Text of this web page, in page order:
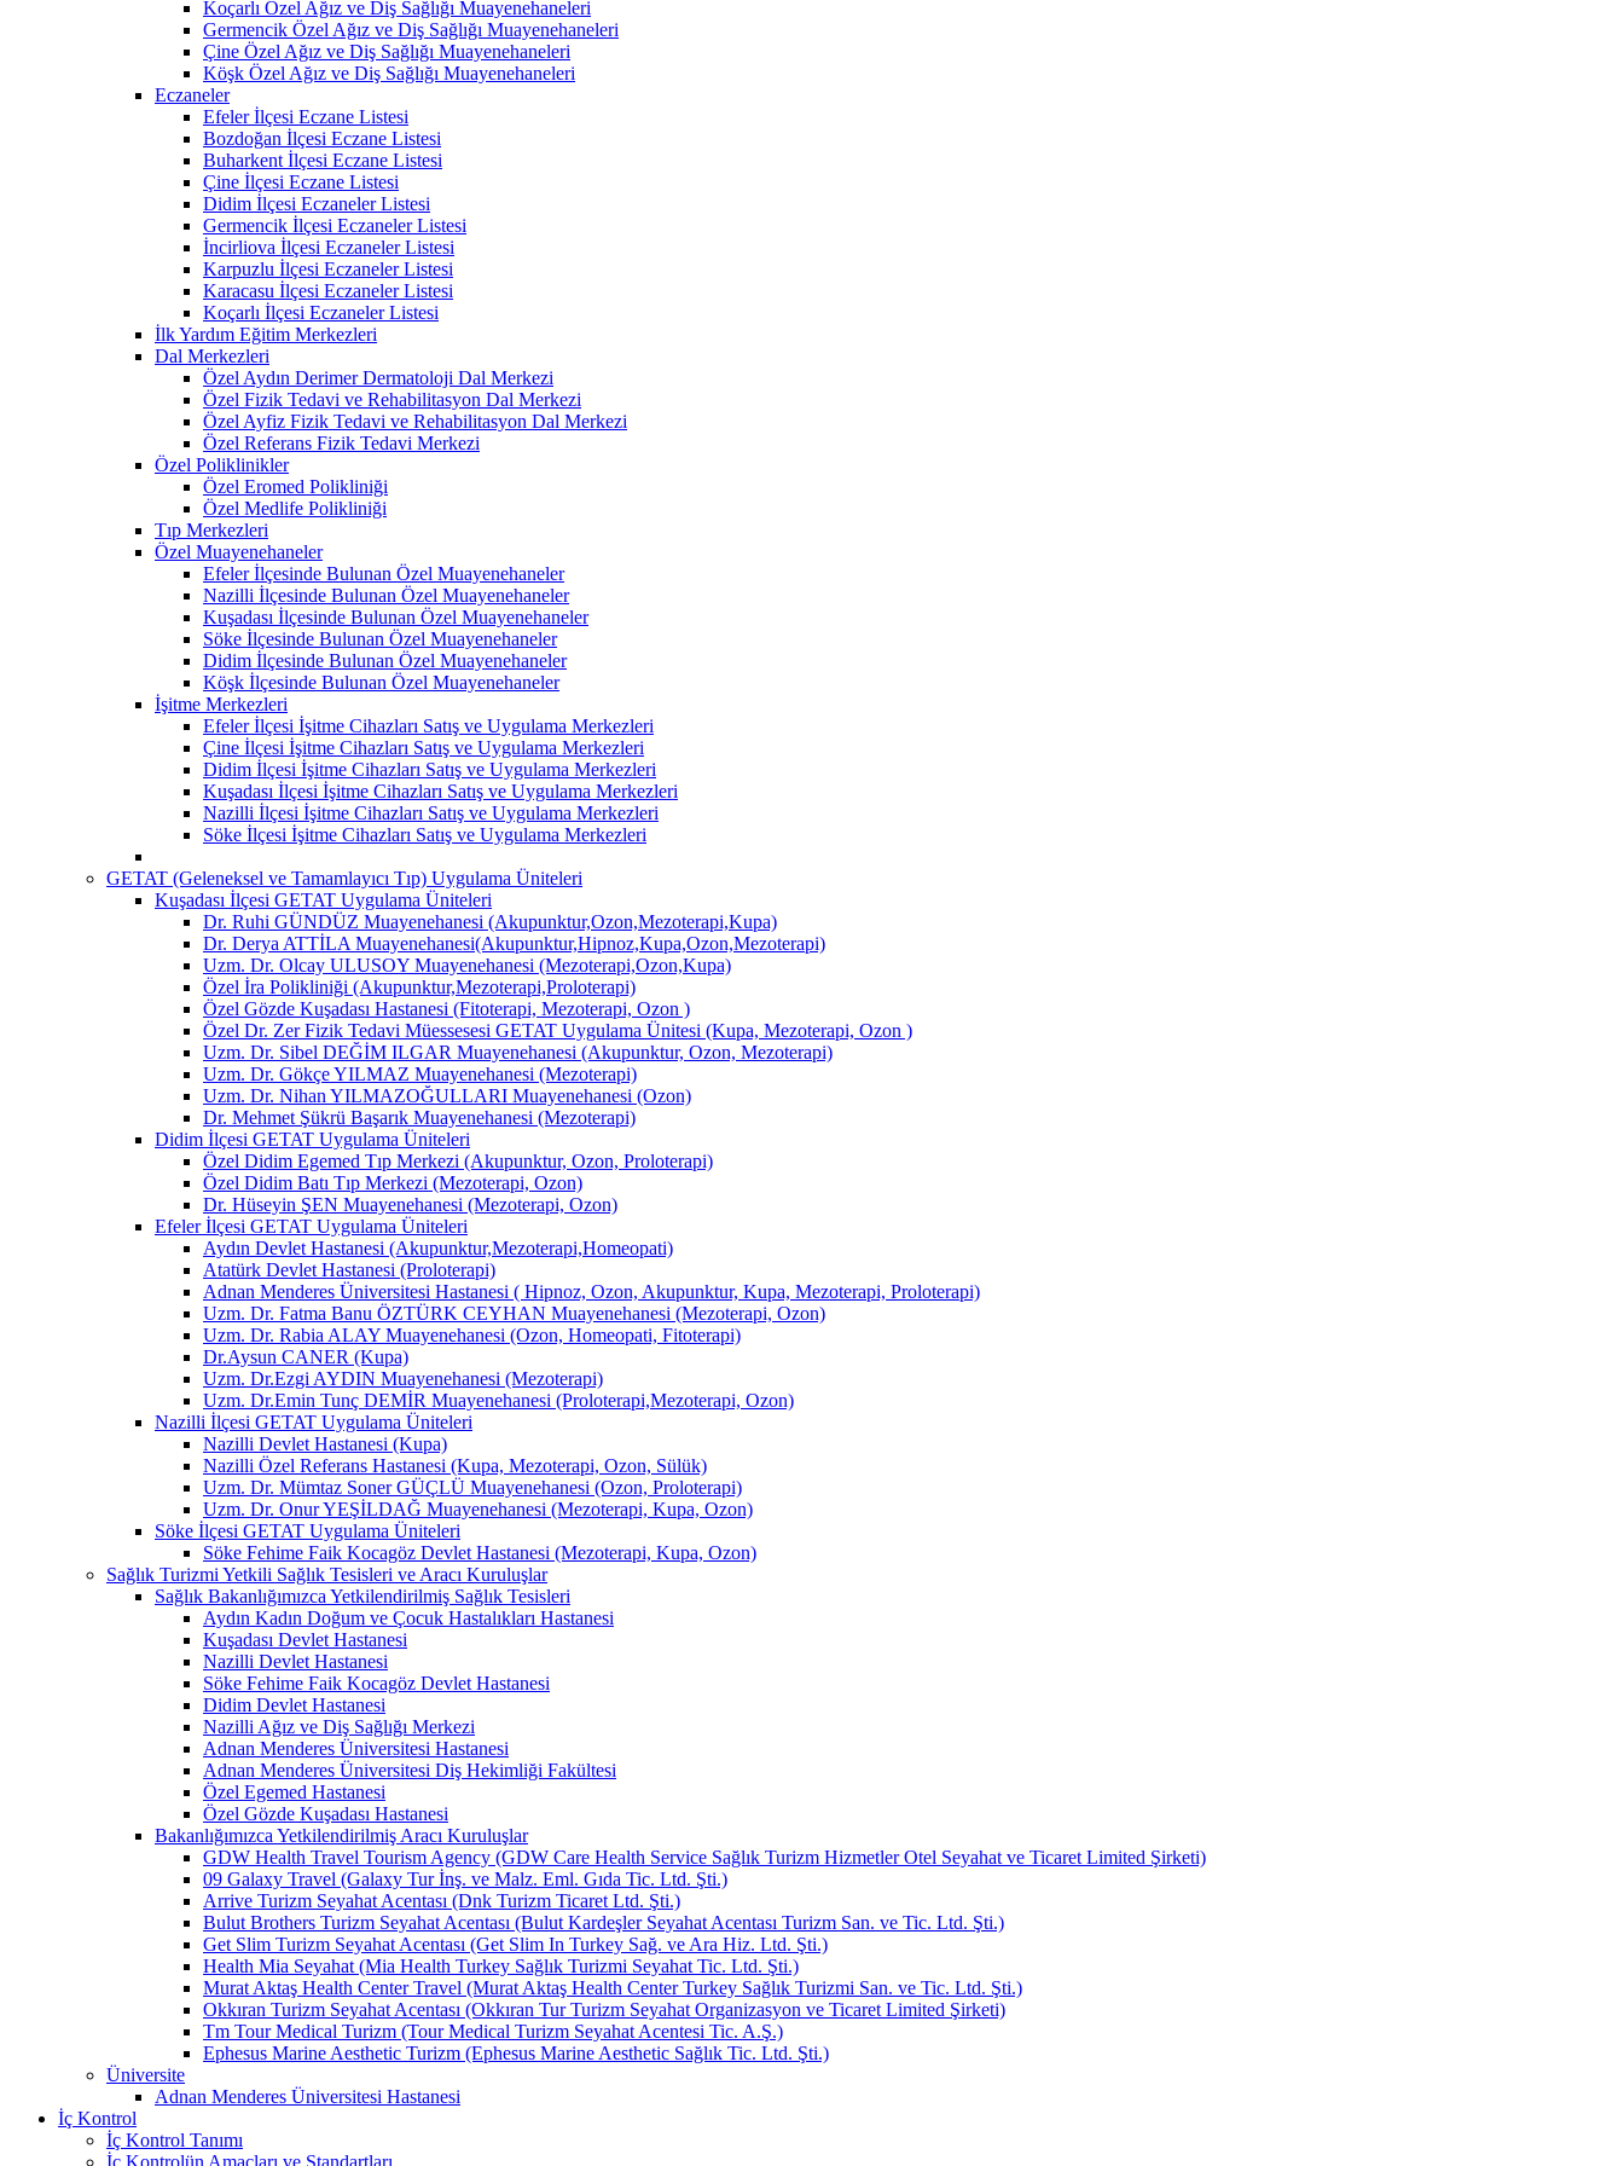
Koçarlı Özel Ağız ve Diş Sağlığı Muayenehaneleri
Germencik Özel Ağız ve Diş Sağlığı Muayenehaneleri
Çine Özel Ağız ve Diş Sağlığı Muayenehaneleri
Köşk Özel Ağız ve Diş Sağlığı Muayenehaneleri
Eczaneler
Efeler İlçesi Eczane Listesi
Bozdoğan İlçesi Eczane Listesi
Buharkent İlçesi Eczane Listesi
Çine İlçesi Eczane Listesi
Didim İlçesi Eczaneler Listesi
Germencik İlçesi Eczaneler Listesi
İncirliova İlçesi Eczaneler Listesi
Karpuzlu İlçesi Eczaneler Listesi
Karacasu İlçesi Eczaneler Listesi
Koçarlı İlçesi Eczaneler Listesi
İlk Yardım Eğitim Merkezleri
Dal Merkezleri
Özel Aydın Derimer Dermatoloji Dal Merkezi
Özel Fizik Tedavi ve Rehabilitasyon Dal Merkezi
Özel Ayfiz Fizik Tedavi ve Rehabilitasyon Dal Merkezi
Özel Referans Fizik Tedavi Merkezi
Özel Poliklinikler
Özel Eromed Polikliniği
Özel Medlife Polikliniği
Tıp Merkezleri
Özel Muayenehaneler
Efeler İlçesinde Bulunan Özel Muayenehaneler
Nazilli İlçesinde Bulunan Özel Muayenehaneler
Kuşadası İlçesinde Bulunan Özel Muayenehaneler
Söke İlçesinde Bulunan Özel Muayenehaneler
Didim İlçesinde Bulunan Özel Muayenehaneler
Köşk İlçesinde Bulunan Özel Muayenehaneler
İşitme Merkezleri
Efeler İlçesi İşitme Cihazları Satış ve Uygulama Merkezleri
Çine İlçesi İşitme Cihazları Satış ve Uygulama Merkezleri
Didim İlçesi İşitme Cihazları Satış ve Uygulama Merkezleri
Kuşadası İlçesi İşitme Cihazları Satış ve Uygulama Merkezleri
Nazilli İlçesi İşitme Cihazları Satış ve Uygulama Merkezleri
Söke İlçesi İşitme Cihazları Satış ve Uygulama Merkezleri
GETAT (Geleneksel ve Tamamlayıcı Tıp) Uygulama Üniteleri
Kuşadası İlçesi GETAT Uygulama Üniteleri
Dr. Ruhi GÜNDÜZ Muayenehanesi (Akupunktur,Ozon,Mezoterapi,Kupa)
Dr. Derya ATTİLA Muayenehanesi(Akupunktur,Hipnoz,Kupa,Ozon,Mezoterapi)
Uzm. Dr. Olcay ULUSOY Muayenehanesi (Mezoterapi,Ozon,Kupa)
Özel İra Polikliniği (Akupunktur,Mezoterapi,Proloterapi)
Özel Gözde Kuşadası Hastanesi (Fitoterapi, Mezoterapi, Ozon )
Özel Dr. Zer Fizik Tedavi Müessesesi GETAT Uygulama Ünitesi (Kupa, Mezoterapi, Ozon )
Uzm. Dr. Sibel DEĞİM ILGAR Muayenehanesi (Akupunktur, Ozon, Mezoterapi)
Uzm. Dr. Gökçe YILMAZ Muayenehanesi (Mezoterapi)
Uzm. Dr. Nihan YILMAZOĞULLARI Muayenehanesi (Ozon)
Dr. Mehmet Şükrü Başarık Muayenehanesi (Mezoterapi)
Didim İlçesi GETAT Uygulama Üniteleri
Özel Didim Egemed Tıp Merkezi (Akupunktur, Ozon, Proloterapi)
Özel Didim Batı Tıp Merkezi (Mezoterapi, Ozon)
Dr. Hüseyin ŞEN Muayenehanesi (Mezoterapi, Ozon)
Efeler İlçesi GETAT Uygulama Üniteleri
Aydın Devlet Hastanesi (Akupunktur,Mezoterapi,Homeopati)
Atatürk Devlet Hastanesi (Proloterapi)
Adnan Menderes Üniversitesi Hastanesi ( Hipnoz, Ozon, Akupunktur, Kupa, Mezoterapi, Proloterapi)
Uzm. Dr. Fatma Banu ÖZTÜRK CEYHAN Muayenehanesi (Mezoterapi, Ozon)
Uzm. Dr. Rabia ALAY Muayenehanesi (Ozon, Homeopati, Fitoterapi)
Dr.Aysun CANER (Kupa)
Uzm. Dr.Ezgi AYDIN Muayenehanesi (Mezoterapi)
Uzm. Dr.Emin Tunç DEMİR Muayenehanesi (Proloterapi,Mezoterapi, Ozon)
Nazilli İlçesi GETAT Uygulama Üniteleri
Nazilli Devlet Hastanesi (Kupa)
Nazilli Özel Referans Hastanesi (Kupa, Mezoterapi, Ozon, Sülük)
Uzm. Dr. Mümtaz Soner GÜÇLÜ Muayenehanesi (Ozon, Proloterapi)
Uzm. Dr. Onur YEŞİLDAĞ Muayenehanesi (Mezoterapi, Kupa, Ozon)
Söke İlçesi GETAT Uygulama Üniteleri
Söke Fehime Faik Kocagöz Devlet Hastanesi (Mezoterapi, Kupa, Ozon)
Sağlık Turizmi Yetkili Sağlık Tesisleri ve Aracı Kuruluşlar
Sağlık Bakanlığımızca Yetkilendirilmiş Sağlık Tesisleri
Aydın Kadın Doğum ve Çocuk Hastalıkları Hastanesi
Kuşadası Devlet Hastanesi
Nazilli Devlet Hastanesi
Söke Fehime Faik Kocagöz Devlet Hastanesi
Didim Devlet Hastanesi
Nazilli Ağız ve Diş Sağlığı Merkezi
Adnan Menderes Üniversitesi Hastanesi
Adnan Menderes Üniversitesi Diş Hekimliği Fakültesi
Özel Egemed Hastanesi
Özel Gözde Kuşadası Hastanesi
Bakanlığımızca Yetkilendirilmiş Aracı Kuruluşlar
GDW Health Travel Tourism Agency (GDW Care Health Service Sağlık Turizm Hizmetler Otel Seyahat ve Ticaret Limited Şirketi)
09 Galaxy Travel (Galaxy Tur İnş. ve Malz. Eml. Gıda Tic. Ltd. Şti.)
Arrive Turizm Seyahat Acentası (Dnk Turizm Ticaret Ltd. Şti.)
Bulut Brothers Turizm Seyahat Acentası (Bulut Kardeşler Seyahat Acentası Turizm San. ve Tic. Ltd. Şti.)
Get Slim Turizm Seyahat Acentası (Get Slim In Turkey Sağ. ve Ara Hiz. Ltd. Şti.)
Health Mia Seyahat (Mia Health Turkey Sağlık Turizmi Seyahat Tic. Ltd. Şti.)
Murat Aktaş Health Center Travel (Murat Aktaş Health Center Turkey Sağlık Turizmi San. ve Tic. Ltd. Şti.)
Okkıran Turizm Seyahat Acentası (Okkıran Tur Turizm Seyahat Organizasyon ve Ticaret Limited Şirketi)
Tm Tour Medical Turizm (Tour Medical Turizm Seyahat Acentesi Tic. A.Ş.)
Ephesus Marine Aesthetic Turizm (Ephesus Marine Aesthetic Sağlık Tic. Ltd. Şti.)
Üniversite
Adnan Menderes Üniversitesi Hastanesi
İç Kontrol
İç Kontrol Tanımı
İç Kontrolün Amaçları ve Standartları